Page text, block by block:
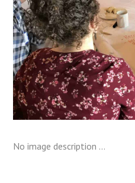
No image description ...